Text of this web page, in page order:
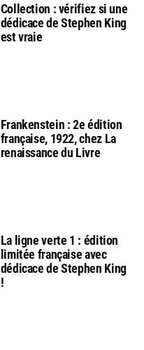
Collection : vérifiez si une
dédicace de Stephen King
est vraie
Frankenstein : 2e édition
française, 1922, chez La
renaissance du Livre
La ligne verte 1 : édition
limitée française avec
dédicace de Stephen King
!